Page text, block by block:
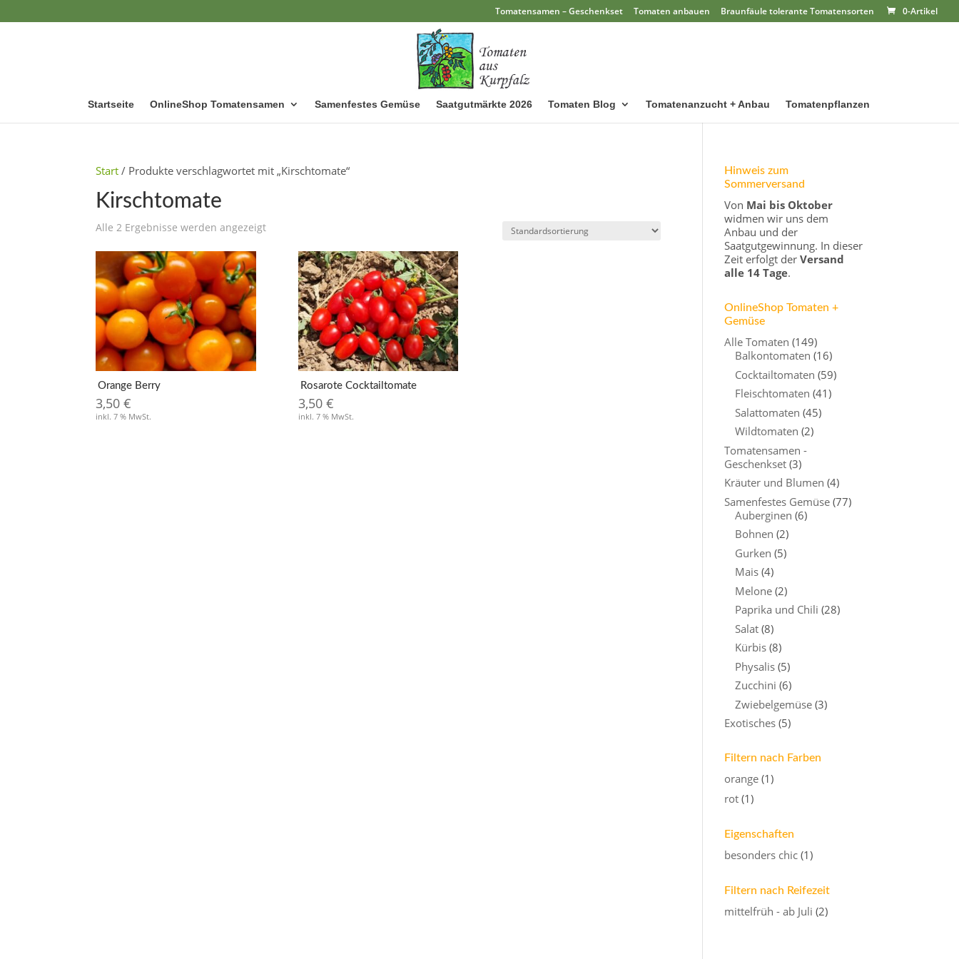
Tomatensamen – Geschenkset Tomaten anbauen Braunfäule tolerante Tomatensorten 0-Artikel
Startseite OnlineShop Tomatensamen Samenfestes Gemüse Saatgutmärkte 2026 Tomaten Blog Tomatenanzucht + Anbau Tomatenpflanzen
Start / Produkte verschlagwortet mit „Kirschtomate“
Kirschtomate
Alle 2 Ergebnisse werden angezeigt
Orange Berry
3,50€
inkl. 7 % MwSt.
Rosarote Cocktailtomate
3,50 €
inkl. 7 % MwSt.
Hinweis zum
Sommerversand
Von Mai bis Oktober
widmen wir uns dem
Anbau und der
Saatgutgewinnung. In dieser
Zeit erfolgt derVersand
alle 14 Tage.
OnlineShop Tomaten +
Gemüse
Alle Tomaten (149)
Balkontomaten (16)
Cocktailtomaten (59)
Fleischtomaten (41)
Salattomaten (45)
Wildtomaten (2)
Tomatensamen -
Geschenkset (3)
Kräuter und Blumen (4)
Samenfestes Gemüse (77)
Auberginen (6)
Bohnen (2)
Gurken (5)
Mais (4)
Melone (2)
Paprika und Chili (28)
Salat (8)
Kürbis (8)
Physalis (5)
Zucchini (6)
Zwiebelgemüse (3)
Exotisches (5)
Filtern nach Farben
orange (1)
rot (1)
Eigenschaften
besonders chic (1)
Filtern nach Reifezeit
mittelfrüh - ab Juli (2)